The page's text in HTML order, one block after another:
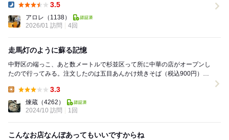
3.5
アロレ （1138）
2026/01 訪問
4回
走馬灯のように蘇る記憶
中野区の端っこ、あと数メートルで杉並区って所に中華の店がオープンし
たので行ってみる。注文したのは五目あんかけ焼きそば（税込900円）を
3.3
煉蔵 （4262）
2024/10 訪問
1回
こんなお店なんぼあってもいいですからね